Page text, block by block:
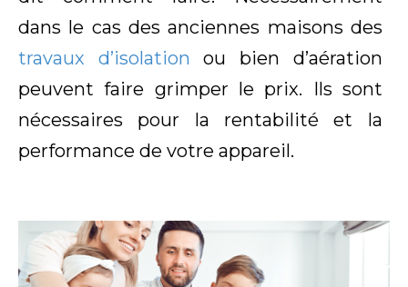
dans le cas des anciennes maisons des
travaux d’isolation ou bien d’aération
peuvent faire grimper le prix. Ils sont
nécessaires pour la rentabilité et la
performance de votre appareil.